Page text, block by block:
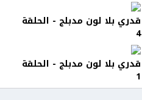
قدري بلا لون مدبلج - الحلقة
4
قدري بلا لون مدبلج - الحلقة
1